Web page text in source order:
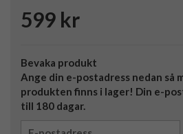
599 kr
Bevaka produkt
Ange din e-postadress nedan så
produkten finns i lager! Din e-
till 180 dagar.